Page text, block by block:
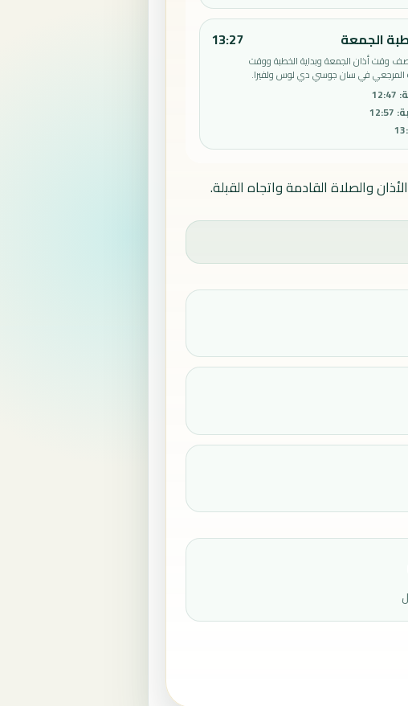
الجمعة
وقت أذان الجمعة وبداية الخطبة ووقت
المرجعي في سان جوسي دي لوس ولفيرا.
:
12:47
:
12:57
13:27
والصلاة القادمة واتجاه القبلة.